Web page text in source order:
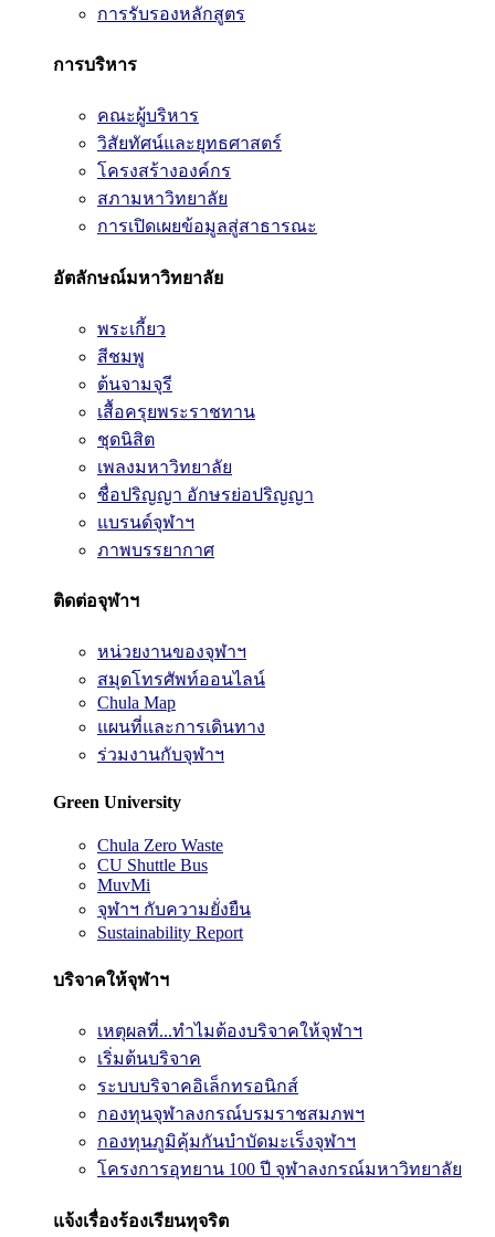
การรับรองหลักสูตร
การบริหาร
คณะผู้บริหาร
วิสัยทัศน์และยุทธศาสตร์
โครงสร้างองค์กร
สภามหาวิทยาลัย
การเปิดเผยข้อมูลสู่สาธารณะ
อัตลักษณ์มหาวิทยาลัย
พระเกี้ยว
สีชมพู
ต้นจามจุรี
เสื้อครุยพระราชทาน
ชุดนิสิต
เพลงมหาวิทยาลัย
ชื่อปริญญา อักษรย่อปริญญา
แบรนด์จุฬาฯ
ภาพบรรยากาศ
ติดต่อจุฬาฯ
หน่วยงานของจุฬาฯ
สมุดโทรศัพท์ออนไลน์
Chula Map
แผนที่และการเดินทาง
ร่วมงานกับจุฬาฯ
Green University
Chula Zero Waste
CU Shuttle Bus
MuvMi
จุฬาฯ กับความยั่งยืน
Sustainability Report
บริจาคให้จุฬาฯ
เหตุผลที่...ทำไมต้องบริจาคให้จุฬาฯ
เริ่มต้นบริจาค
ระบบบริจาคอิเล็กทรอนิกส์
กองทุนจุฬาลงกรณ์บรมราชสมภพฯ
กองทุนภูมิคุ้มกันบำบัดมะเร็งจุฬาฯ
โครงการอุทยาน 100 ปี จุฬาลงกรณ์มหาวิทยาลัย
แจ้งเรื่องร้องเรียนทุจริต